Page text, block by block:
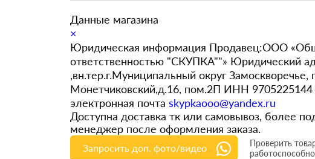
Данные магазина
×
Юридическая информация Продавец:ООО
ответственностью "СКУПКА""» Юридический
,вн.тер.г.Муниципальный округ Замоскворечье,
Монетчиковский,д.16, пом.2П ИНН
электронная почта skypkaooo@yandex.ru
Доступна доставка тк или самовывоз, более
менеджер после оформления заказа.
Запросить доп. фото/видео
Проверить